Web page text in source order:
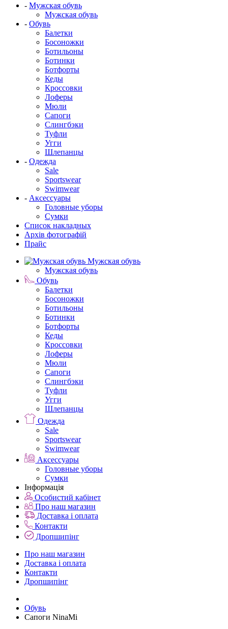
- Мужская обувь
Мужская обувь
- Обувь
Балетки
Босоножки
Ботильоны
Ботинки
Ботфорты
Кеды
Кроссовки
Лоферы
Мюли
Сапоги
Слингбэки
Туфли
Угги
Шлепанцы
- Одежда
Sale
Sportswear
Swimwear
- Аксессуары
Головные уборы
Сумки
Список накладных
Архів фотографій
Прайс
Мужская обувь
Мужская обувь
Обувь
Балетки
Босоножки
Ботильоны
Ботинки
Ботфорты
Кеды
Кроссовки
Лоферы
Мюли
Сапоги
Слингбэки
Туфли
Угги
Шлепанцы
Одежда
Sale
Sportswear
Swimwear
Аксессуары
Головные уборы
Сумки
Інформація
Особистий кабінет
Про наш магазин
Доставка і оплата
Контакти
Дропшипінг
Про наш магазин
Доставка і оплата
Контакти
Дропшипінг
Обувь
Сапоги NinaMi